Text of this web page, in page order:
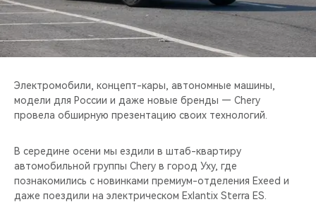
CHERY И СПОРТ
ВИДЕООБЗОРЫ
CHERY ДЛЯ ДЕТЕЙ
Электромобили, концепт-кары, автономные машины,
модели для России и даже новые бренды — Chery
провела обширную презентацию своих технологий.
В середине осени мы ездили в штаб-квартиру
автомобильной группы Chery в город Уху, где
познакомились с новинками премиум-отделения Exeed и
даже поездили на электрическом Exlantix Sterra ES.